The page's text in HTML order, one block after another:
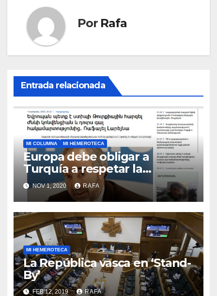
Por Rafa
Entrada relacionada
MI COLUMNA MI HEMEROTECA
Europa debe obligar a
Turquí­a a respetar la
Convención de la ONU y
retirarse del conflicto.
NOV 1, 2020 RAFA
MI HEMEROTECA
La República vasca en ‘Stand-
By’
FEB 12, 2019 RAFA